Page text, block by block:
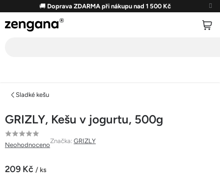
obsah
🚚 Doprava ZDARMA při nákupu nad 1 500 Kč
Sladké kešu
GRIZLY, Kešu v jogurtu, 500g
Průměrné
hodnocení
je
Neohodnoceno
Značka: GRIZLY
209 Kč / ks